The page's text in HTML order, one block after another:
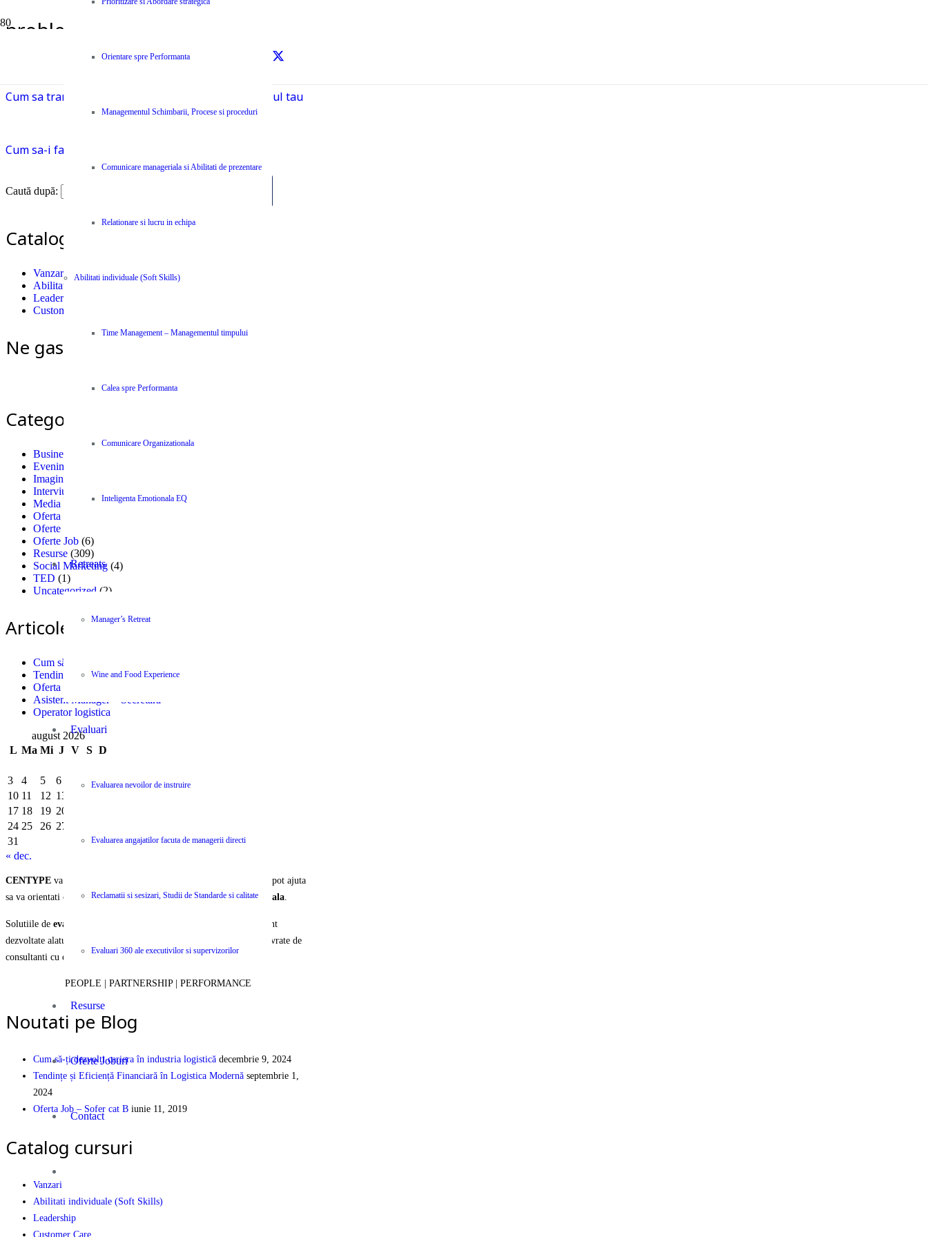
Orientare spre Performanta
Managementul Schimbarii, Procese si proceduri
Comunicare manageriala si Abilitati de prezentare
Relationare si lucru in echipa
Abilitati individuale (Soft Skills)
Time Management – Managementul timpului
Calea spre Performanta
Comunicare Organizationala
Inteligenta Emotionala EQ
Retreats
Manager’s Retreat
Wine and Food Experience
Evaluari
Evaluarea nevoilor de instruire
Evaluarea angajatilor facuta de managerii directi
Reclamatii si sesizari, Studii de Standarde si calitate
Evaluari 360 ale executivilor si supervizorilor
Resurse
Oferte Joburi
Contact
probleme
Cum sa transformi comentariile negative in avantajul tau
Cum sa-i faci pe Clienti sa-ti plateasca in avans
Caută după:
Catalog Cursuri si Seminarii
Vanzari
Abilitati individuale (Soft Skills)
Leadership
Customer Care
Ne gasiti si pe Facebook
Categorii
Business News Centype
Evenimente
Imagini si Citate
Interviu
Media & PR
(11)
Oferta Job saloane
Oferte
Oferte Job (6)
Resurse (309)
Social Marketing (4)
TED (1)
Uncategorized (2)
Articole recente
Cum să-ți dezvolți cariera în industria logistică
Tendințe și Eficiență Financiară în Logistica Modernă
Oferta Job – Sofer cat B
Asistent Manager – Secretara
Operator logistica
august 2026
L Ma Mi J V S D
3
4 5 6
10 11 12 13
17 18 19 20
24 25 26 27
31
« dec.
CENTYPE va pune la dispozitie o selectie unica de servicii care va pot ajuta
sa va orientati organizatia si echipa spreperformanta organizationala.
Solutiile de evaluare, instruire, ajustare si operare
a activitatii sunt
dezvoltate alaturi de parteneri internationali recunoscuti si va sunt livrate de
consultanti cu experienta si expertiza certificata.
PEOPLE | PARTNERSHIP | PERFORMANCE
Noutati pe Blog
Cum să-ți dezvolți cariera în industria logistică decembrie 9, 2024
Tendințe și Eficiență Financiară în Logistica Modernă septembrie 1,
2024
Oferta Job – Sofer cat B iunie 11, 2019
Catalog cursuri
Vanzari
Abilitati individuale (Soft Skills)
Leadership
Customer Care